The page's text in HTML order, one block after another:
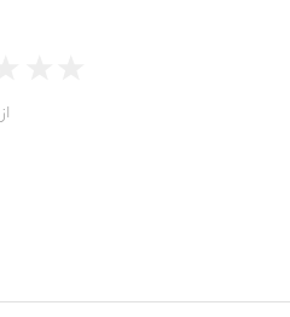
از 0 رای ثبت شده